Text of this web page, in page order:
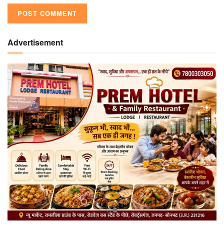
Advertisement